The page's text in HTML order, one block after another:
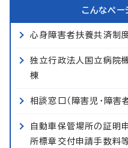
こんなペー
心身障害者扶養共済制
独立行政法人国立病院
棟
相談窓口（障害児・障害者
自動車保管場所の証明
所標章交付申請手数料